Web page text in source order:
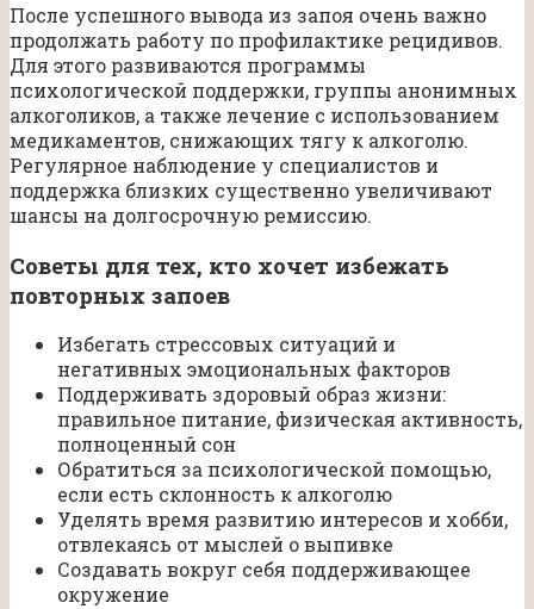
После успешного вывода из запоя очень важно
продолжать работу по профилактике рецидивов.
Для этого развиваются программы
психологической поддержки, группы анонимных
алкоголиков, а также лечение с использованием
медикаментов, снижающих тягу к алкоголю.
Регулярное наблюдение у специалистов и
поддержка близких существенно увеличивают
шансы на долгосрочную ремиссию.
Советы для тех, кто хочет избежать
повторных запоев
Избегать стрессовых ситуаций и
негативных эмоциональных факторов
Поддерживать здоровый образ жизни:
правильное питание, физическая активность,
полноценный сон
Обратиться за психологической помощью,
если есть склонность к алкоголю
Уделять время развитию интересов и хобби,
отвлекаясь от мыслей о выпивке
Создавать вокруг себя поддерживающее
окружение